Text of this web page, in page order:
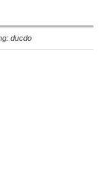
ducdo